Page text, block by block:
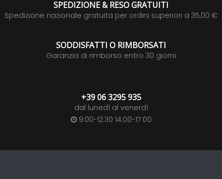
SPEDIZIONE & RESO GRATUITI
Spedizione nazionale gratuita per ordini superiori a 35,00 €
SODDISFATTI O RIMBORSATI
Garanzia di rimborso entro 30 giorni
+39 06 3295 935
dal lunedì al venerdì
9:00-12:30 14:00-17:00